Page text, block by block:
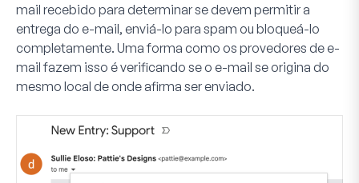
mail recebido para determinar se devem permitir a
entrega do e-mail, enviá-lo para spam ou bloqueá-lo
completamente. Uma forma como os provedores de e-
mail fazem isso é verificando se o e-mail se origina do
mesmo local de onde afirma ser enviado.